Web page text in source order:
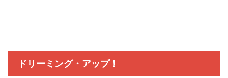
ドリーミング・アップ！